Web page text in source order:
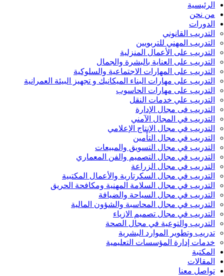
الرئيسية
من نحن
الدورات
التدريب القانوني
التدريب المهني للتربويين
التدريب على الأعمال المنزلية
التدريب على العناية بالبشرة والجمال
التدريب على المهارات الاجتماعية والسلوكية
التدريب على مهارات البناء الميكانيك و تجهيز البيئة العمرانية
التدريب على مهارات الحاسوب
التدريب علي خدمات النقل
التدريب فى مجال الإدارة
التدريب في المجال الآمني
التدريب في مجال الإنتاج الإعلامي
التدريب في مجال التأمين
التدريب في مجال التسويق والمبيعات
التدريب في مجال التصميم والفن المعماري
التدريب في مجال الزراعة
التدريب في مجال السكرتارية والأعمال المكتبية
التدريب في مجال السلامة المهنية ومكافحة الحريق
التدريب في مجال السياحة والضيافة
التدريب في مجال المحاسبة والشؤون المالية
التدريب في مجال تصميم الازياء
التدريب والتوعية في مجال الصحة
تدريب وتطوير الموارد البشرية
خدمات إدارة المؤسسات التعليمية
المكتبة
المقالات
تواصل معنا